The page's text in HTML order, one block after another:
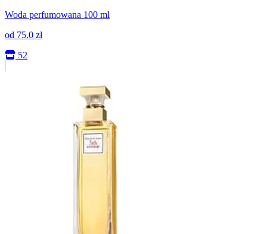
Woda perfumowana 100 ml
od 75.0 zł
52